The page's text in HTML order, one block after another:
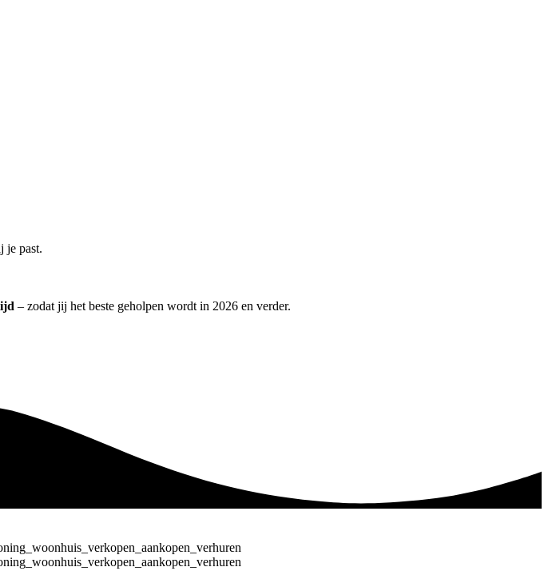
je past.
– zodat jij het beste geholpen wordt in 2026 en verder.